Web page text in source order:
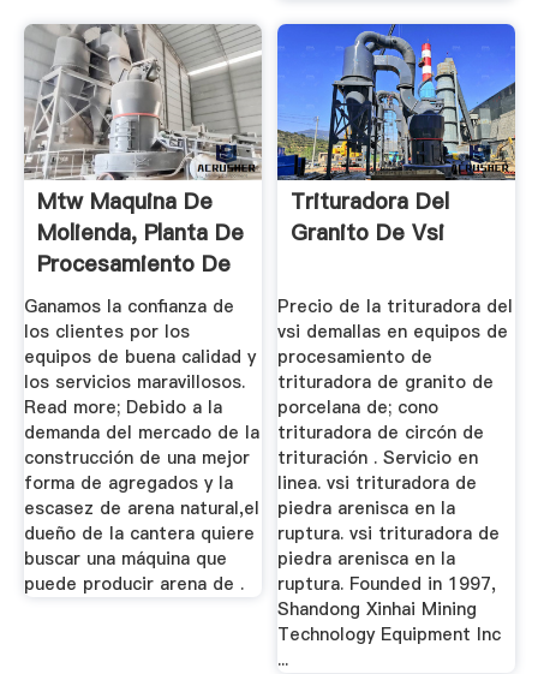
Mtw Maquina De
Molienda, Planta De
Procesamiento De
Piedra ...
Ganamos la confianza de
los clientes por los
equipos de buena calidad y
los servicios maravillosos.
Read more; Debido a la
demanda del mercado de la
construcción de una mejor
forma de agregados y la
escasez de arena natural,el
dueño de la cantera quiere
buscar una máquina que
puede producir arena de .
Trituradora Del
Granito De Vsi
Precio de la trituradora del
vsi demallas en equipos de
procesamiento de
trituradora de granito de
porcelana de; cono
trituradora de circón de
trituración . Servicio en
linea. vsi trituradora de
piedra arenisca en la
ruptura. vsi trituradora de
piedra arenisca en la
ruptura. Founded in 1997,
Shandong Xinhai Mining
Technology Equipment Inc
...